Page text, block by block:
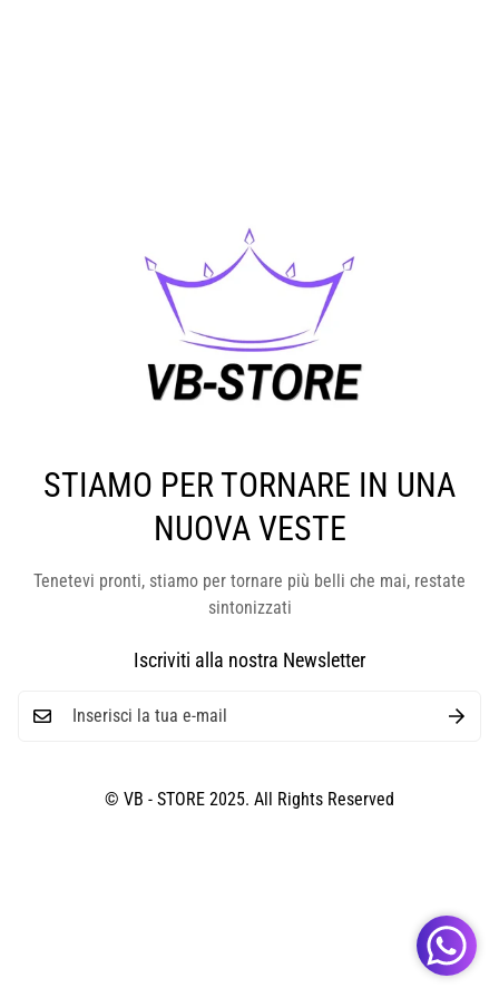
STIAMO PER TORNARE IN UNA
NUOVA VESTE
Tenetevi pronti, stiamo per tornare più belli che mai, restate
sintonizzati
Iscriviti alla nostra Newsletter
© VB - STORE 2025. All Rights Reserved